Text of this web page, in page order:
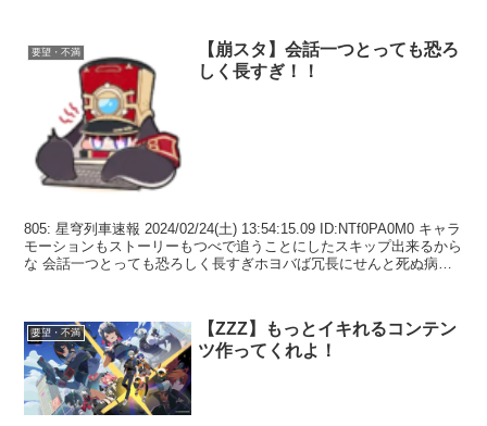
要望・不満
【崩スタ】会話一つとっても恐ろ
しく長すぎ！！
805: 星穹列車速報 2024/02/24(土) 13:54:15.09 ID:NTf0PA0M0 キャラ
モーションもストーリーもつべで追うことにしたスキップ出来るから
な 会話一つとっても恐ろしく長すぎホヨバば冗長にせんと死ぬ病気
要望・不満
【ZZZ】もっとイキれるコンテン
ツ作ってくれよ！